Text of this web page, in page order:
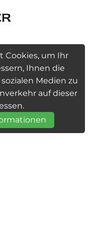
Cookies, um Ihr
Ihnen die
Medien zu
auf dieser